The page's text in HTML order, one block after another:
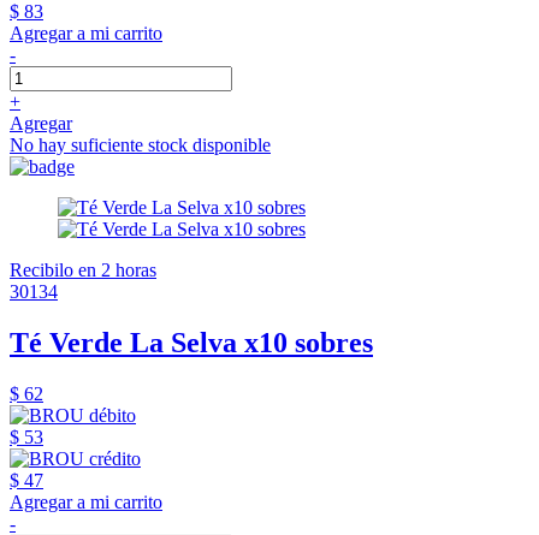
$ 83
Agregar a mi carrito
-
+
Agregar
No hay suficiente stock disponible
Recibilo en 2 horas
30134
Té Verde La Selva x10 sobres
$ 62
$ 53
$ 47
Agregar a mi carrito
-